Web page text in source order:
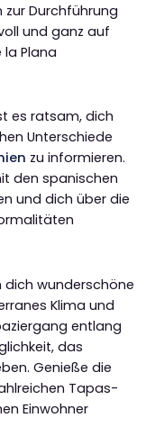
Durchführung
und ganz auf
la Plana
es ratsam, dich
Unterschiede
zu informieren.
den spanischen
und dich über die
dich wunderschöne
Klima und
entlang
das
Genieße die
Tapas-
Einwohner